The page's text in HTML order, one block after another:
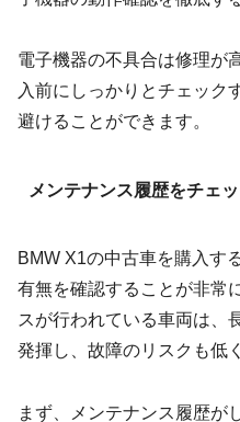
電子機器の不具合は修理が
入前にしっかりとチェック
避けることができます。
メンテナンス履歴をチェ
BMW X1の中古車を購入す
有無を確認することが非常
スが行われている車両は、
発揮し、故障のリスクも低
まず、メンテナンス履歴が